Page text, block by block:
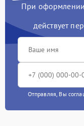
При оформлении
действует
Отправляя, Вы